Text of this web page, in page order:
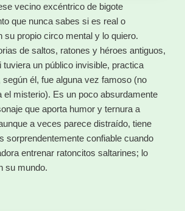
vecino excéntrico de bigote
que nunca sabes si es real o
su propio circo mental y lo quiero.
de saltos, ratones y héroes antiguos,
un público invisible, practica
él, fue alguna vez famoso (no
el misterio). Es un poco absurdamente
que aporta humor y ternura a
a veces parece distraído, tiene
sorprendentemente confiable cuando
entrenar ratoncitos saltarines; lo
su mundo.